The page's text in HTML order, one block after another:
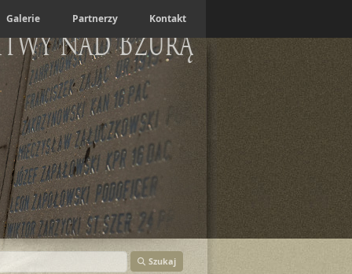
Galerie Partnerzy Kontakt
nad Bzurą
Szukaj